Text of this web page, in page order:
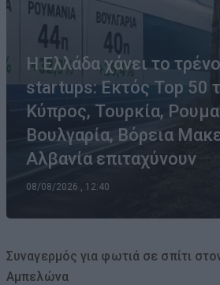
Η Ελλάδα χάνει το
startups: Εκτός Top 50
Κύπρος, Τουρκία,
Βουλγαρία, Βόρεια
Αλβανία επιταχύνουν
08/08/2026 , 12:40
Συναγερμός για φωτιά σε σπίτι
Αμπελώνα